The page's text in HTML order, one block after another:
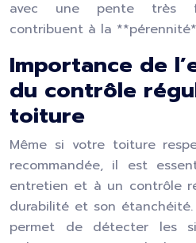
avec une pente très
contribuent à la
Importance de
du contrôle
toiture
Même si votre toiture
recommandée, il est
entretien et à un contrôle
durabilité et son
permet de détecter les